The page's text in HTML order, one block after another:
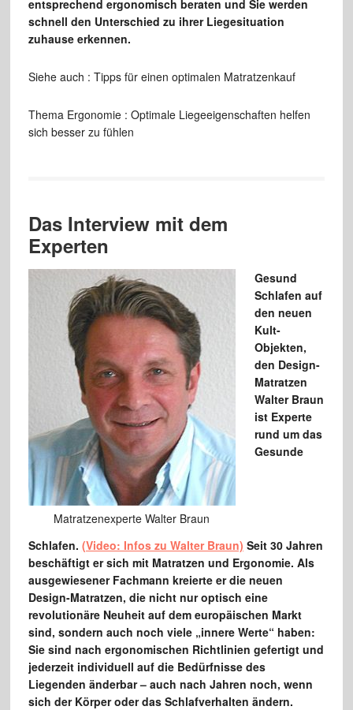
entsprechend ergonomisch beraten und Sie werden
schnell den Unterschied zu ihrer Liegesituation
zuhause erkennen.
Siehe auch : Tipps für einen optimalen Matratzenkauf
Thema Ergonomie : Optimale Liegeeigenschaften helfen
sich besser zu fühlen
Das Interview mit dem
Experten
Matratzenexperte Walter Braun
Gesund
Schlafen auf
den neuen
Kult-
Objekten,
den Design-
Matratzen
Walter Braun
ist Experte
rund um das
Gesunde
Schlafen. (Video: Infos zu Walter Braun) Seit 30 Jahren
beschäftigt er sich mit Matratzen und Ergonomie. Als
ausgewiesener Fachmann kreierte er die neuen
Design-Matratzen, die nicht nur optisch eine
revolutionäre Neuheit auf dem europäischen Markt
sind, sondern auch noch viele „innere Werte“ haben:
Sie sind nach ergonomischen Richtlinien gefertigt und
jederzeit individuell auf die Bedürfnisse des
Liegenden änderbar – auch nach Jahren noch, wenn
sich der Körper oder das Schlafverhalten ändern.